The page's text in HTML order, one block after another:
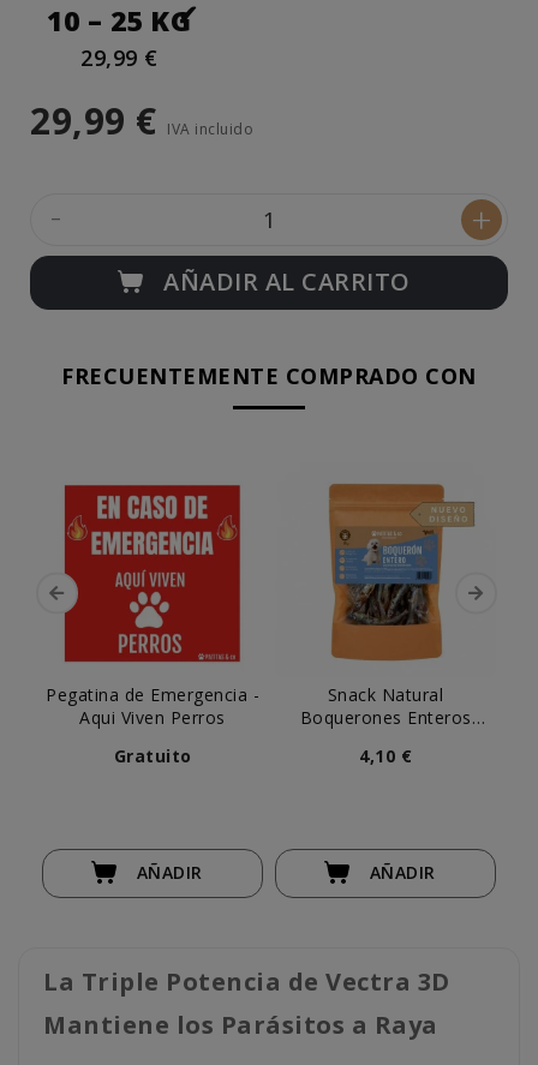
10 – 25 KG
29,99 €
29,99 € IVA incluido
- +
AÑADIR AL CARRITO
FRECUENTEMENTE COMPRADO CON
Pegatina de Emergencia -
Aqui Viven Perros
Gratuito
AÑADIR
Snack Natural
Boquerones Enteros
4,10 €
AÑADIR
La Triple Potencia de Vectra 3D
Mantiene los Parásitos a Raya